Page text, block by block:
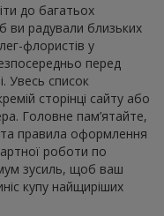
до багатьох
ви радували близьких
флористів у
перед
Увесь список
сторінці сайту або
Головне пам’ятайте,
та правила оформлення
роботи по
зусиль, щоб ваш
купу найщиріших